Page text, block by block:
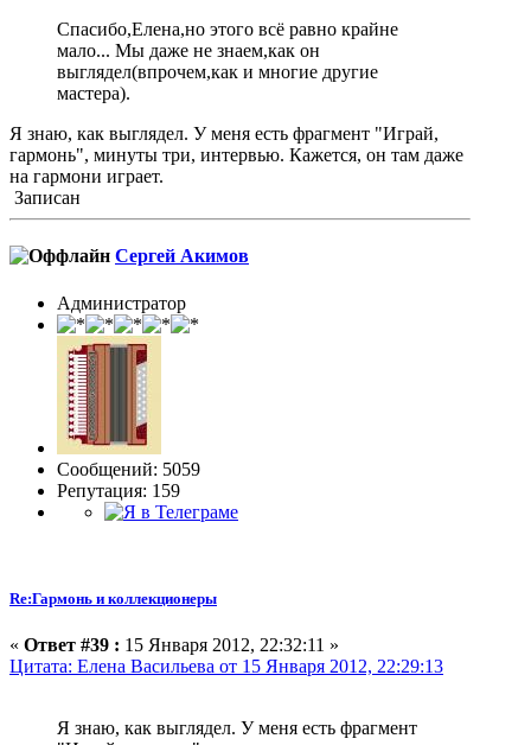
Спасибо,Елена,но этого всё равно крайне
мало... Мы даже не знаем,как он
выглядел(впрочем,как и многие другие
мастера).
Я знаю, как выглядел. У меня есть фрагмент "Играй,
гармонь", минуты три, интервью. Кажется, он там даже
на гармони играет.
Записан
Сергей Акимов
Администратор
Сообщений: 5059
Репутация: 159
Re:Гармонь и коллекционеры
« Ответ #39 : 15 Января 2012, 22:32:11 »
Цитата: Елена Васильева от 15 Января 2012, 22:29:13
Я знаю, как выглядел. У меня есть фрагмент